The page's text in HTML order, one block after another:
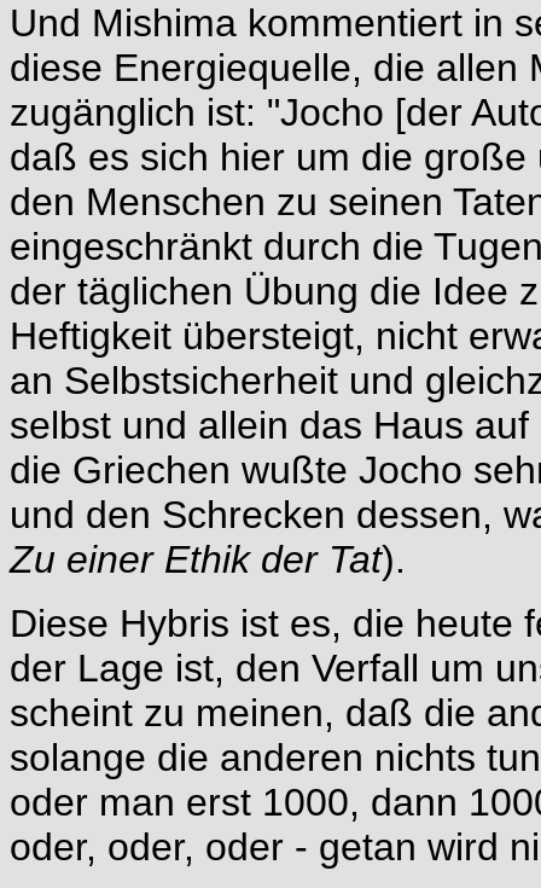
Und Mishima kommentiert in
diese Energiequelle, die allen
zugänglich ist: "Jocho [der
daß es sich hier um die
den Menschen zu seinen
eingeschränkt durch die
der täglichen Übung die Idee
Heftigkeit übersteigt, nicht
an Selbstsicherheit und
selbst und allein das Haus
die Griechen wußte Jocho
und den Schrecken dessen,
Zu einer Ethik der Tat).
Diese Hybris ist es, die heute
der Lage ist, den Verfall um
scheint zu meinen, daß die
solange die anderen nichts
oder man erst 1000, dann
oder, oder, oder - getan wird